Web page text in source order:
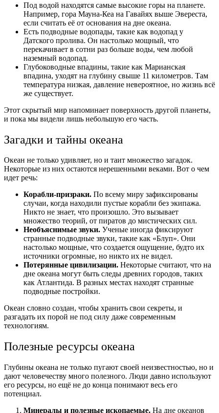
Под водой находятся самые высокие горы на планете.
Например, гора Мауна-Кеа на Гавайях выше Эвереста,
если считать её от основания на дне океана.
Есть подводные водопады, такие как водопад у
Датского пролива. Он настолько мощный, что
перекачивает в сотни раз больше воды, чем любой
наземный водопад.
Глубоководные впадины, такие как Марианская
впадина, уходят на глубину свыше 11 километров. Там
температура низкая, давление невероятное, но жизнь всё
же существует.
Этот скрытый мир напоминает поверхность другой планеты,
и пока мы видели лишь небольшую его часть.
Загадки и тайны океана
Океан не только удивляет, но и таит множество загадок.
Некоторые из них остаются нерешенными веками. Вот о чем
идет речь:
Корабли-призраки. По всему миру зафиксированы
случаи, когда находили пустые корабли без экипажа.
Никто не знает, что произошло. Это вызывает
множество теорий, от пиратов до мистических сил.
Необъяснимые звуки. Ученые иногда фиксируют
странные подводные звуки, такие как «Блуп». Они
настолько мощные, что создается ощущение, будто их
источники огромные, но никто их не видел.
Потерянные цивилизации. Некоторые считают, что на
дне океана могут быть следы древних городов, таких
как Атлантида. В разных местах находят странные
подводные постройки.
Океан словно создан, чтобы хранить свои секреты, и
разгадать их порой не под силу даже современным
технологиям.
Полезные ресурсы океана
Глубины океана не только пугают своей неизвестностью, но и
дают человечеству много полезного. Люди давно используют
его ресурсы, но ещё не до конца понимают весь его
потенциал.
Минералы и полезные ископаемые. На дне океанов